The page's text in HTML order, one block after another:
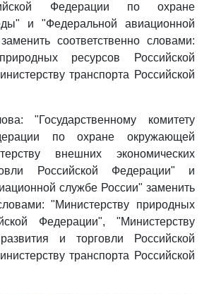
Федерации по охране
и "Федеральной авиационной
соответственно словами:
ресурсов Российской
транспорта Российской
"Государственному комитету
по охране окружающей
внешних экономических
Российской Федерации" и
службе России" заменить
"Министерству природных
Федерации", "Министерству
и торговли Российской
транспорта Российской